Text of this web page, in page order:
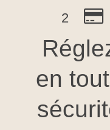
2
en